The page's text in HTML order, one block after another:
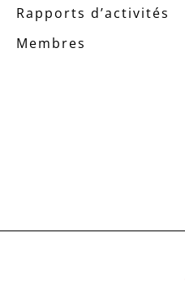
Rapports d’activités
Membres